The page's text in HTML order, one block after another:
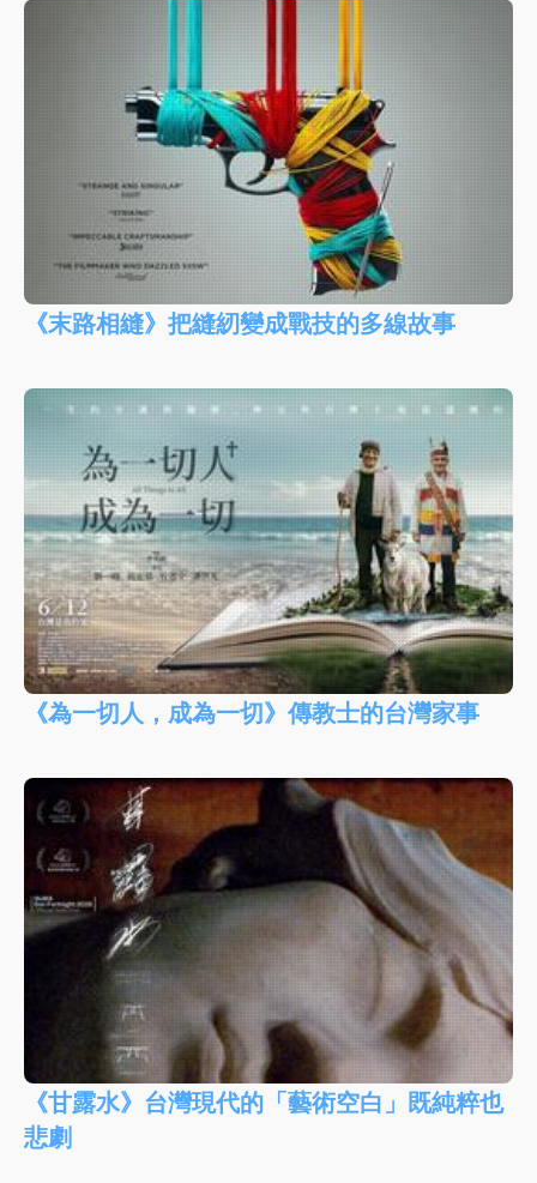
《末路相縫》把縫紉變成戰技的多線故事
《為一切人，成為一切》傳教士的台灣家事
《甘露水》台灣現代的「藝術空白」既純粹也
悲劇